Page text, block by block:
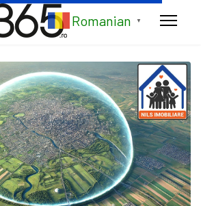
Romanian ▼